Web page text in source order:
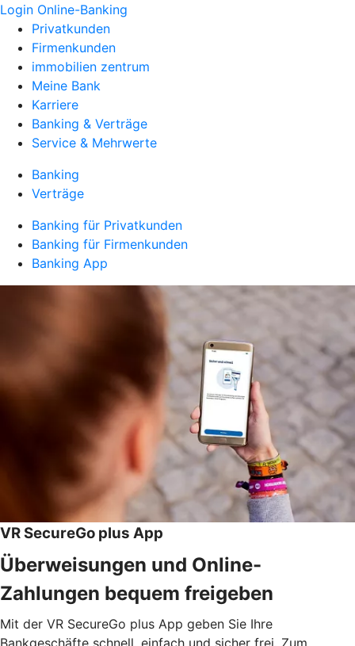
Login Online-Banking
Privatkunden
Firmenkunden
immobilien zentrum
Meine Bank
Karriere
Banking & Verträge
Service & Mehrwerte
Banking
Verträge
Banking für Privatkunden
Banking für Firmenkunden
Banking App
VR SecureGo plus App
Überweisungen und Online-
Zahlungen bequem freigeben
Mit der VR SecureGo plus App geben Sie Ihre
Bankgeschäfte schnell, einfach und sicher frei. Zum